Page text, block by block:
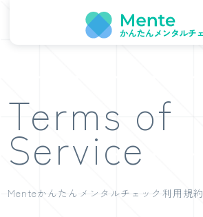
Terms of
Service
Menteかんたんメンタルチェック利用規約